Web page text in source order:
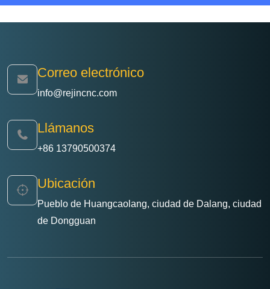
Correo electrónico
info@rejincnc.com
Llámanos
+86 13790500374
Ubicación
Pueblo de Huangcaolang, ciudad de Dalang, ciudad
de Dongguan